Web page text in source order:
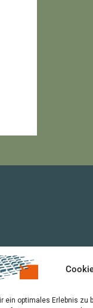
ein optimales Erlebnis zu